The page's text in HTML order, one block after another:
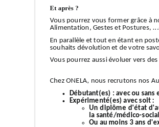
Et après ?
Vous pourrez vous former grâce à
Alimentation, Gestes et Postures,
En parallèle et tout en étant en
souhaits dévolution et de votre
Vous pourrez aussi évoluer vers
Chez ONELA, nous recrutons nos
Débutant(es) :avec ou
Expérimenté(es) avec soit :
Un diplôme d'état
la santé/médico-
Ou au moins 3 ans